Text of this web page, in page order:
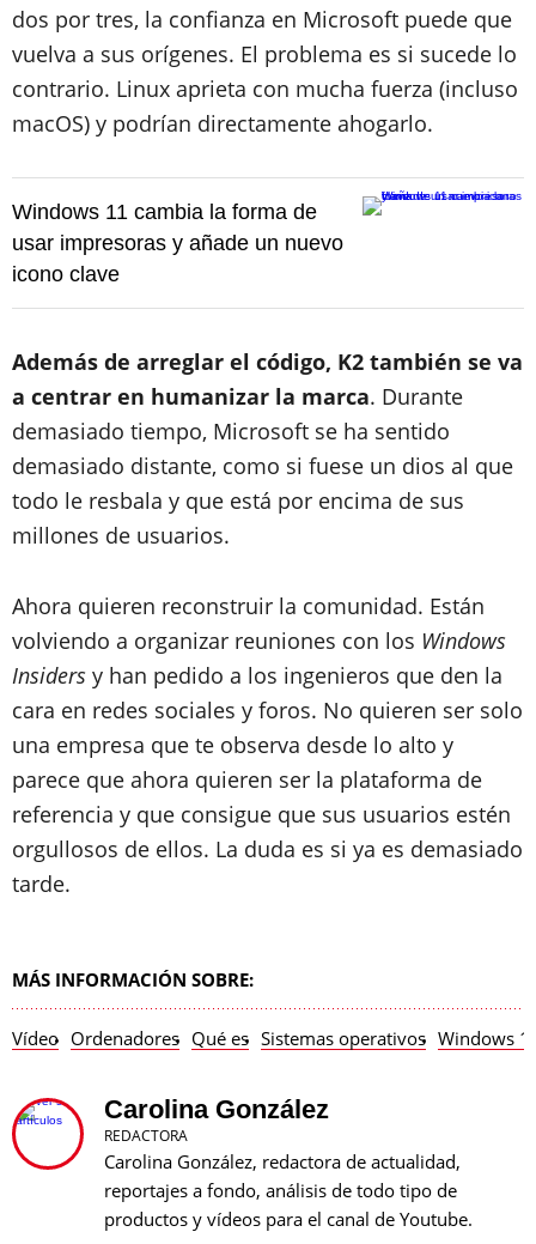
dos por tres, la confianza en Microsoft puede que
vuelva a sus orígenes. El problema es si sucede lo
contrario. Linux aprieta con mucha fuerza (incluso
macOS) y podrían directamente ahogarlo.
Windows 11 cambia la forma de
usar impresoras y añade un nuevo
icono clave
Además de arreglar el código, K2 también se va
a centrar en humanizar la marca. Durante
demasiado tiempo, Microsoft se ha sentido
demasiado distante, como si fuese un dios al que
todo le resbala y que está por encima de sus
millones de usuarios.
Ahora quieren reconstruir la comunidad. Están
volviendo a organizar reuniones con los Windows
Insiders y han pedido a los ingenieros que den la
cara en redes sociales y foros. No quieren ser solo
una empresa que te observa desde lo alto y
parece que ahora quieren ser la plataforma de
referencia y que consigue que sus usuarios estén
orgullosos de ellos. La duda es si ya es demasiado
tarde.
MÁS INFORMACIÓN SOBRE:
Vídeo Ordenadores Qué es Sistemas operativos Windows
Carolina González
REDACTORA
Carolina González, redactora de actualidad,
reportajes a fondo, análisis de todo tipo de
productos y vídeos para el canal de Youtube.